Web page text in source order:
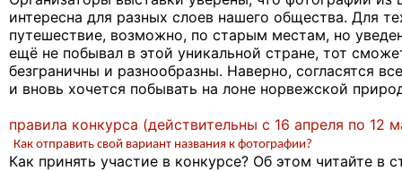
интересна для разных слоев нашего общества. Для
путешествие, возможно, по старым местам, но
ещё не побывал в этой уникальной стране, тот
безграничны и разнообразны. Наверно, согласятся
и вновь хочется побывать на лоне норвежской
правила конкурса (действительны с 16 апреля по 12
Как отправить свой вариант названия к фотографии?
Как принять участие в конкурсе? Об этом читайте в